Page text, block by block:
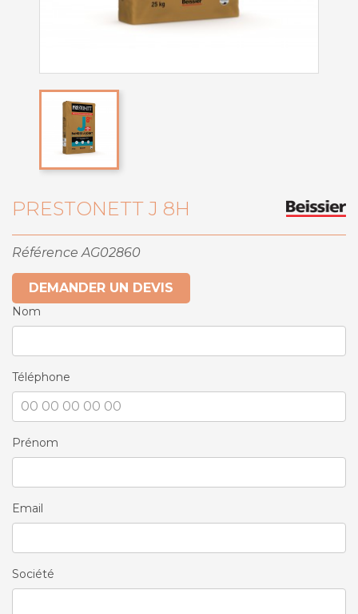
PRESTONETT J 8H
Référence AG02860
DEMANDER UN DEVIS
Nom
Téléphone
Prénom
Email
Société